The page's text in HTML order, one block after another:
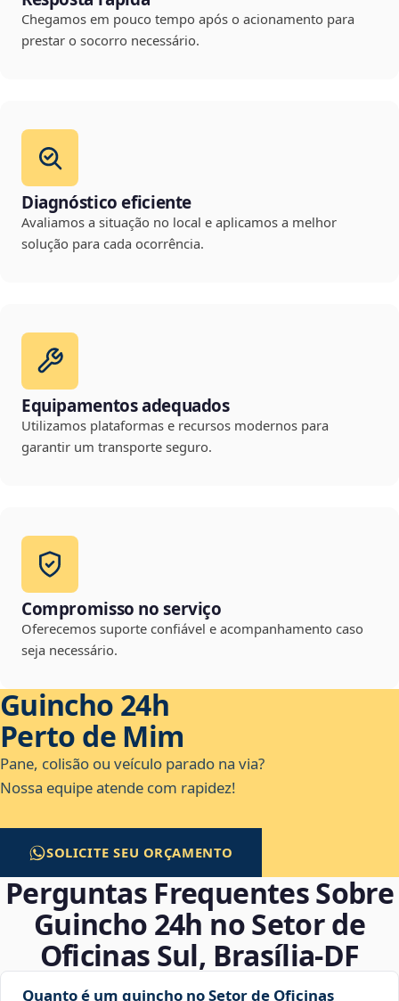
Chegamos em pouco tempo após o acionamento para
prestar o socorro necessário.
Diagnóstico eficiente
Avaliamos a situação no local e aplicamos a melhor
solução para cada ocorrência.
Equipamentos adequados
Utilizamos plataformas e recursos modernos para
garantir um transporte seguro.
Compromisso no serviço
Oferecemos suporte confiável e acompanhamento caso
seja necessário.
Guincho 24h
Perto de Mim
Pane, colisão ou veículo parado na via?
Nossa equipe atende com rapidez!
SOLICITE SEU ORÇAMENTO
Perguntas Frequentes Sobre
Guincho 24h no Setor de
Oficinas Sul, Brasília‑DF
Quanto é um guincho no Setor de Oficinas